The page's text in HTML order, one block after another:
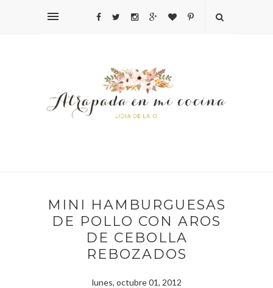
MINI HAMBURGUESAS
DE POLLO CON AROS
DE CEBOLLA
REBOZADOS
lunes, octubre 01, 2012